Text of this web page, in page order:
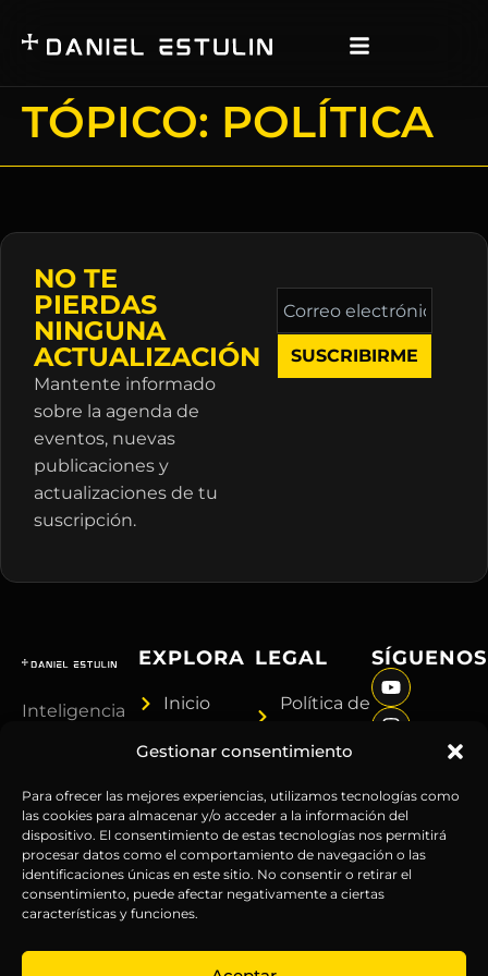
Gestionar consentimiento
Para ofrecer las mejores experiencias, utilizamos tecnologías como
las cookies para almacenar y/o acceder a la información del
dispositivo. El consentimiento de estas tecnologías nos permitirá
procesar datos como el comportamiento de navegación o las
identificaciones únicas en este sitio. No consentir o retirar el
consentimiento, puede afectar negativamente a ciertas
características y funciones.
TÓPICO: POLÍTICA
NO TE
PIERDAS
NINGUNA
ACTUALIZACIÓN
Mantente informado
sobre la agenda de
eventos, nuevas
publicaciones y
actualizaciones de tu
suscripción.
Correo
electrónico
*
Inteligencia
Anticipándonos
a los
acontecimientos
globales
desde
de 25
EXPLORA
Inicio
Daniel
Suscripciones
Webinars
Contacto
LEGAL
Política de
Términos y
Aviso
Legal
Advertencia
Financiera
de
SÍGUENOS